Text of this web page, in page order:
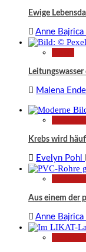
Ewige
Anne Bajrica
Malena
Krebs wird
Evelyn Pohl
Aus einem der
Anne Bajrica